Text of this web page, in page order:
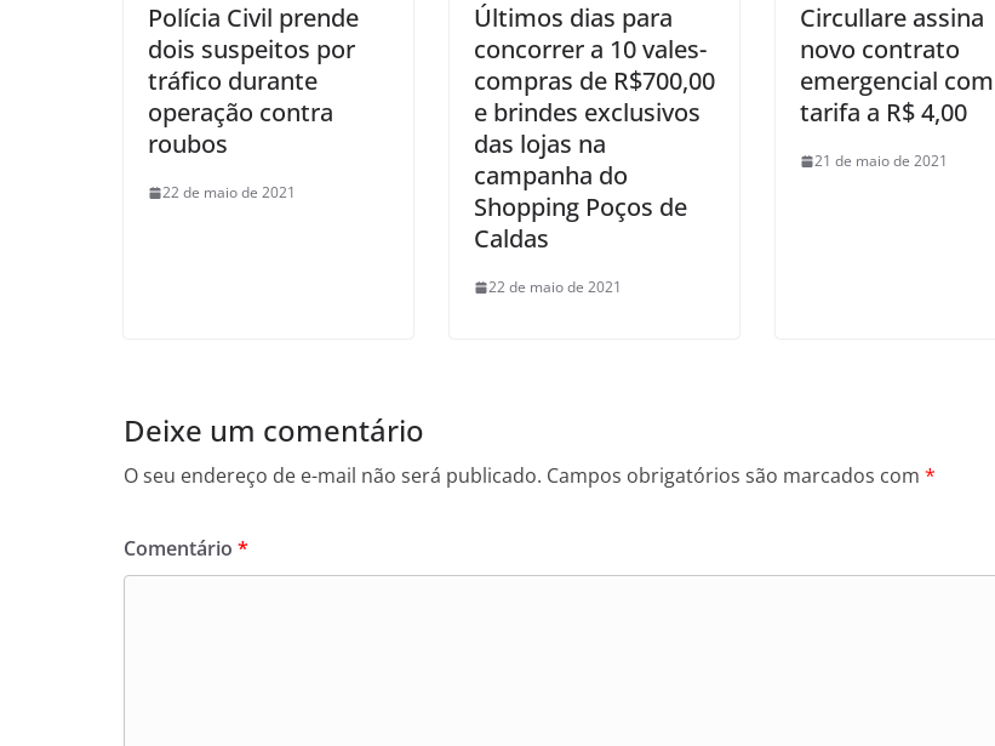
Polícia Civil prende
dois suspeitos por
tráfico durante
operação contra
roubos
22 de maio de 2021
Últimos dias para
concorrer a 10 vales-
compras de R$700,00
e brindes exclusivos
das lojas na
campanha do
Shopping Poços de
Caldas
22 de maio de 2021
Circullare assina
novo contrato
emergencial com
tarifa a R$ 4,00
21 de maio de 2021
Deixe um comentário
O seu endereço de e-mail não será publicado. Campos obrigatórios são marcados com *
Comentário *